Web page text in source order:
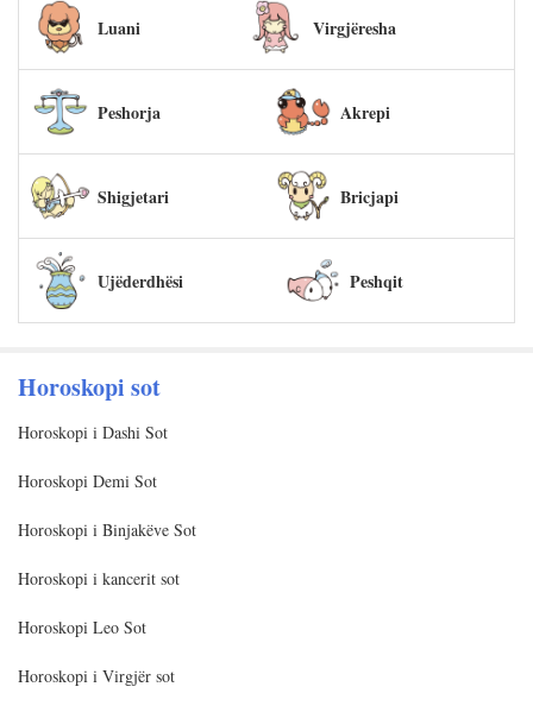
Luani Virgjëresha
Peshorja Akrepi
Shigjetari Bricjapi
Ujëderdhësi Peshqit
Horoskopi sot
Horoskopi i Dashi Sot
Horoskopi Demi Sot
Horoskopi i Binjakëve Sot
Horoskopi i kancerit sot
Horoskopi Leo Sot
Horoskopi i Virgjër sot